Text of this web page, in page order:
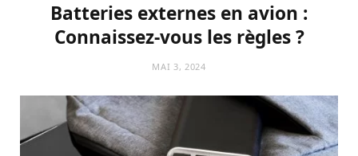
Batteries externes en avion :
Connaissez-vous les règles ?
MAI 3, 2024